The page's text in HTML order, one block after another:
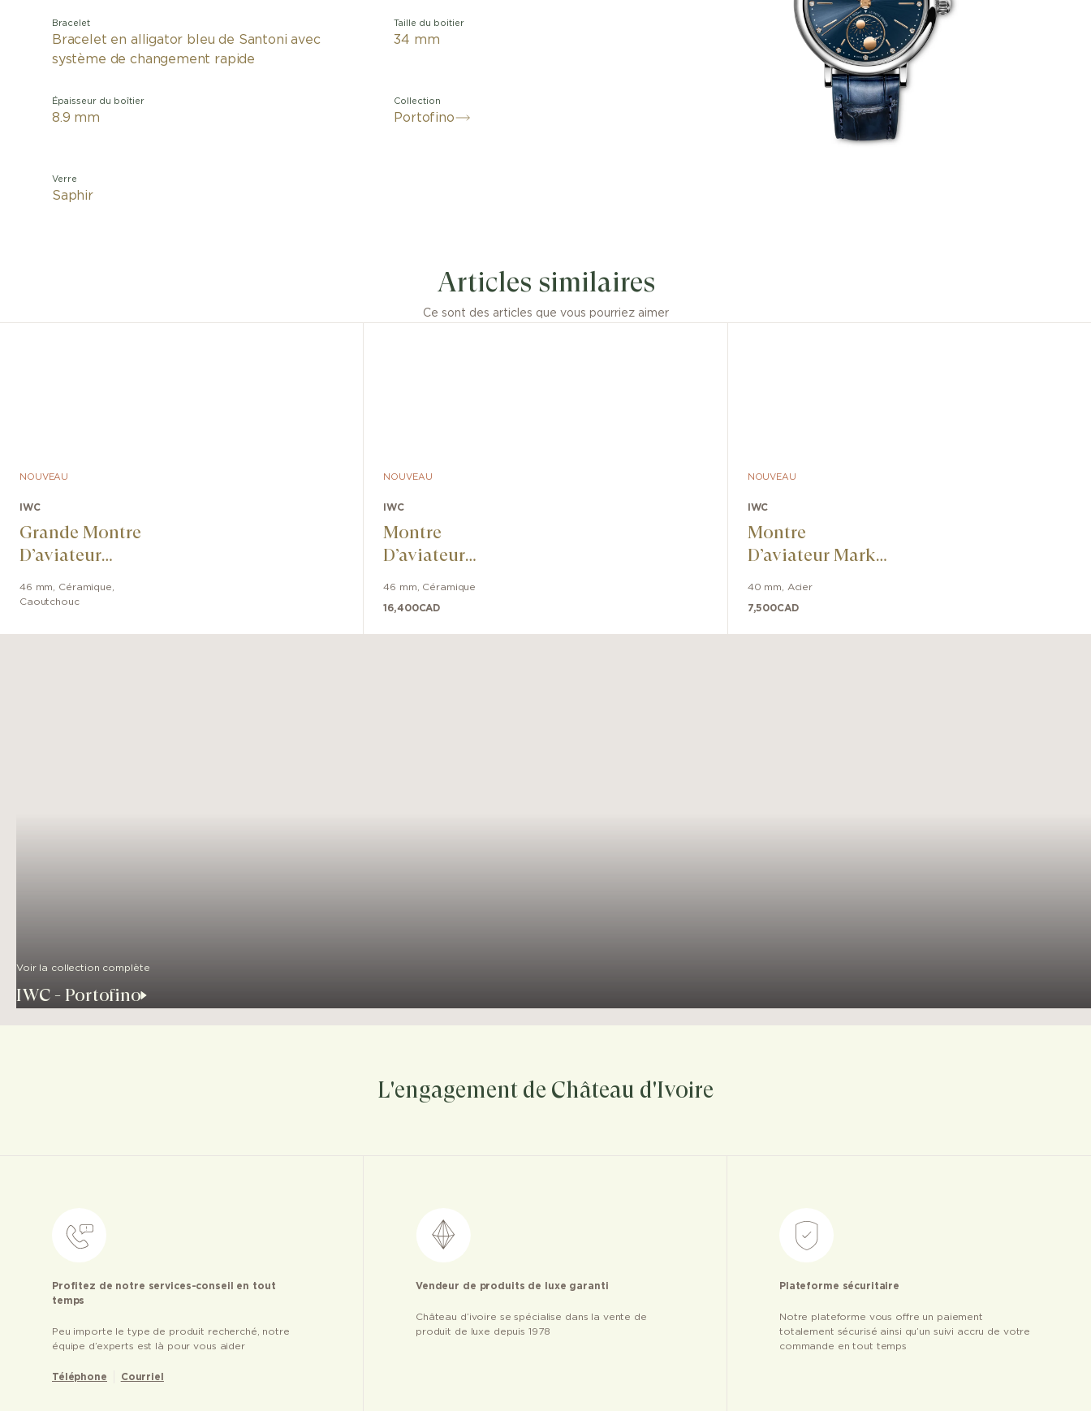
Bracelet
Bracelet en alligator bleu de Santoni avec
système de changement rapide
Épaisseur du boîtier
8.9 mm
Verre
Saphir
Taille du boitier
34 mm
Collection
Portofino
œuvre littéraire d’Antoine de Saint-Exupéry.
Articles similaires
Ce sont des articles que vous pourriez aimer
NOUVEAU
IWC
Grande Montre
D’aviateur
Calendrier
Perpétuel
46 mm Céramique
Caoutchouc
NOUVEAU
IWC
Montre
D’aviateur
Chronographe 41
Le Petit Prince
46 mm Céramique
16,400CAD
NOUVEAU
IWC
Montre
D’aviateur Mark
Prince
40 mm Acier
7,500CAD
Voir la collection complète
IWC - Portofino
L'engagement de Château d'Ivoire
Profitez de notre services-conseil en tout
temps
Peu importe le type de produit recherché, notre
équipe d’experts est là pour vous aider
Téléphone Courriel
Vendeur de produits de luxe garanti
Château d’ivoire se spécialise dans la vente de
produit de luxe depuis 1978
Plateforme sécuritaire
Notre plateforme vous offre un paiement
totalement sécurisé ainsi qu’un suivi accru de votre
commande en tout temps